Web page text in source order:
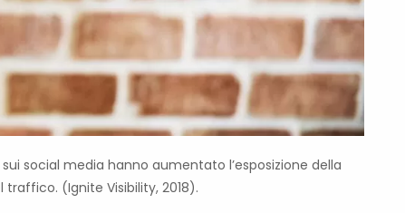
social media hanno aumentato l’esposizione della
(Ignite Visibility, 2018).